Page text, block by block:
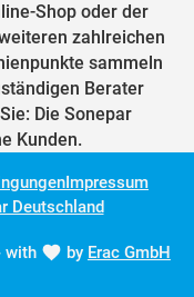
Shop oder der
zahlreichen
sammeln
Berater
Die Sonepar
Kunden.
with by Erac GmbH
Impressum
Deutschland